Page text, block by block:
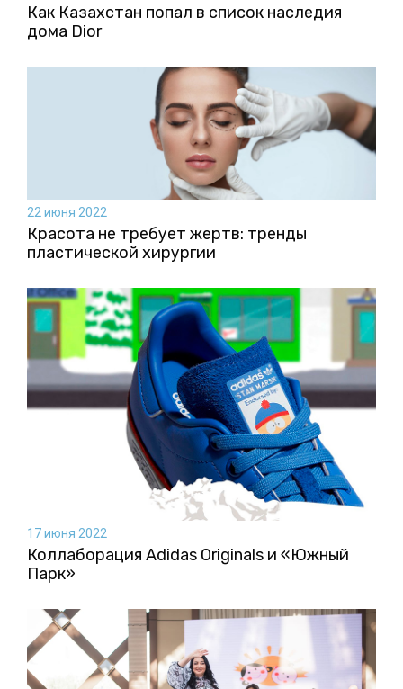
Как Казахстан попал в список наследия
дома Dior
22 июня 2022
Красота не требует жертв: тренды
пластической хирургии
17 июня 2022
Коллаборация Аdidas Originals и «Южный
Парк»